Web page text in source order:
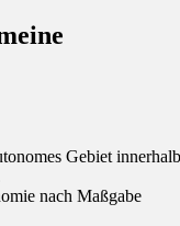
Gebiet innerhalb
nach Maßgabe